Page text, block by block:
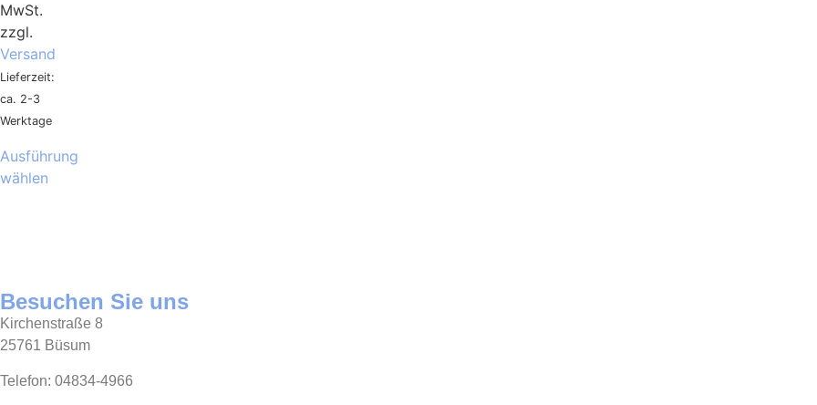
MwSt.
zzgl.
Versand
Lieferzeit:
ca. 2-3
Werktage
Ausführung
wählen
Besuchen Sie uns
Kirchenstraße 8
25761 Büsum
Telefon: 04834-4966